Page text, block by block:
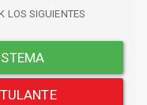
LOS SIGUIENTES